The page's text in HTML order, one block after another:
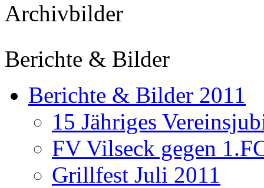
Archivbilder
Berichte & Bilder
Berichte & Bilder 2011
15 Jähriges
FV Vilseck gegen
Grillfest Juli 2011